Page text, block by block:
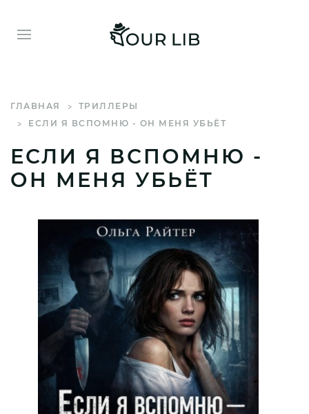
ГЛАВНАЯ
ТРИЛЛЕРЫ
ЕСЛИ Я ВСПОМНЮ - ОН МЕНЯ УБЬЁТ
ЕСЛИ Я ВСПОМНЮ -
ОН МЕНЯ УБЬЁТ